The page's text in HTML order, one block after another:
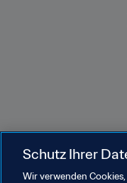
Schutz Ihrer
Wir verwenden